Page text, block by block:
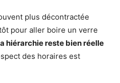
plus décontractée
pour aller boire un verre
hiérarchie reste bien réelle
des horaires est